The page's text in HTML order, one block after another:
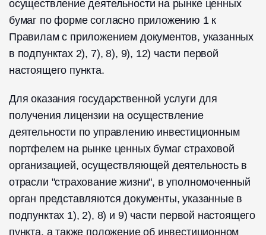
осуществление деятельности на рынке ценных
бумаг по форме согласно приложению 1 к
Правилам с приложением документов, указанных
в подпунктах 2), 7), 8), 9), 12) части первой
настоящего пункта.
Для оказания государственной услуги для
получения лицензии на осуществление
деятельности по управлению инвестиционным
портфелем на рынке ценных бумаг страховой
организацией, осуществляющей деятельность в
отрасли "страхование жизни", в уполномоченный
орган представляются документы, указанные в
подпунктах 1), 2), 8) и 9) части первой настоящего
пункта, а также положение об инвестиционном